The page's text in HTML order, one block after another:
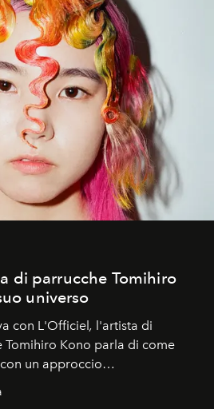
di parrucche Tomihiro
universo
con L'Officiel, l'artista di
Tomihiro Kono parla di come
un approccio